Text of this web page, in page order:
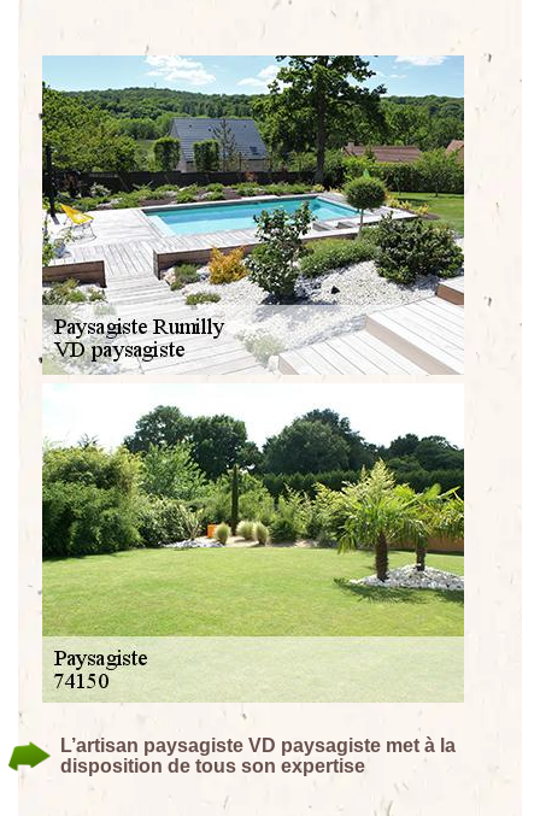
L’artisan paysagiste VD paysagiste met à la
disposition de tous son expertise